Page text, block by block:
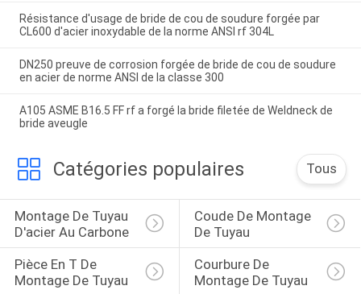
Résistance d'usage de bride de cou de soudure forgée par
CL600 d'acier inoxydable de la norme ANSI rf 304L
DN250 preuve de corrosion forgée de bride de cou de soudure
en acier de norme ANSI de la classe 300
A105 ASME B16.5 FF rf a forgé la bride filetée de Weldneck de
bride aveugle
Catégories populaires Tous
Montage De Tuyau
D'acier Au Carbone
Coude De Montage
De Tuyau
Pièce En T De
Montage De Tuyau
Courbure De
Montage De Tuyau